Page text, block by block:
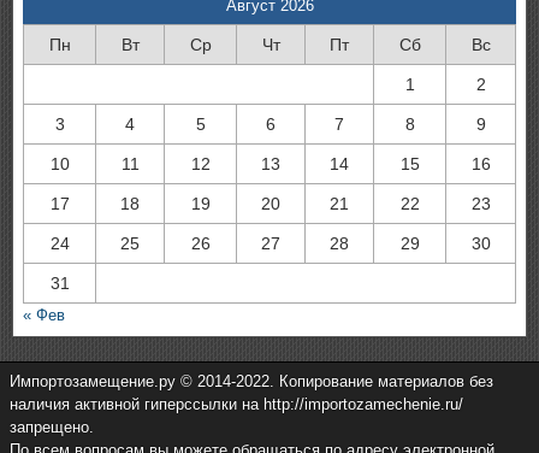
Август 2026
Пн Вт Ср Чт Пт Сб Вс
1 2
3 4 5 6 7 8 9
10 11 12 13 14 15 16
17 18 19 20 21 22 23
24 25 26 27 28 29 30
31
« Фев
Импортозамещение.ру © 2014-2022. Копирование материалов без
наличия активной гиперссылки на http://importozamechenie.ru/
запрещено.